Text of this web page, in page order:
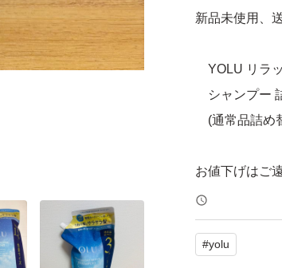
新品未使用、
YOLU リラ
シャンプー
(通常品詰め
お値下げはご
発送の際は、
ご了承ください
#yolu